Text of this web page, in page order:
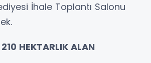
İhale Toplantı Salonu
HEKTARLIK ALAN